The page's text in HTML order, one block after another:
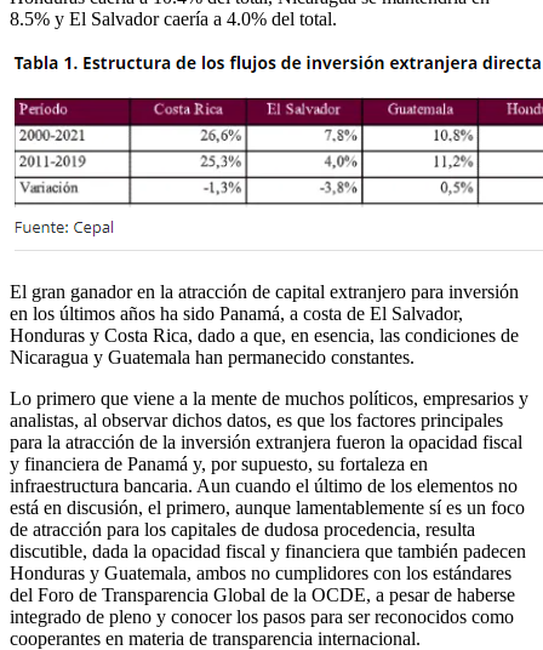
8.5% y El Salvador caería a 4.0% del total.
El gran ganador en la atracción de capital extranjero para inversión
en los últimos años ha sido Panamá, a costa de El Salvador,
Honduras y Costa Rica, dado a que, en esencia, las condiciones de
Nicaragua y Guatemala han permanecido constantes.
Lo primero que viene a la mente de muchos políticos, empresarios y
analistas, al observar dichos datos, es que los factores principales
para la atracción de la inversión extranjera fueron la opacidad fiscal
y financiera de Panamá y, por supuesto, su fortaleza en
infraestructura bancaria. Aun cuando el último de los elementos no
está en discusión, el primero, aunque lamentablemente sí es un foco
de atracción para los capitales de dudosa procedencia, resulta
discutible, dada la opacidad fiscal y financiera que también padecen
Honduras y Guatemala, ambos no cumplidores con los estándares
del Foro de Transparencia Global de la OCDE, a pesar de haberse
integrado de pleno y conocer los pasos para ser reconocidos como
cooperantes en materia de transparencia internacional.